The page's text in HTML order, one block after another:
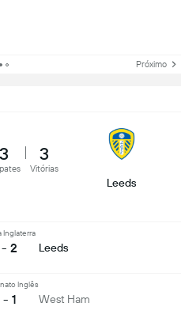
Próximo
3 3
Vitórias
Leeds
Inglaterra
2 Leeds
Inglês
1 West Ham